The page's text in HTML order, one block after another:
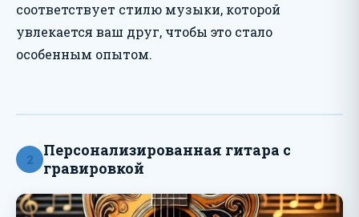
соответствует стилю музыки, которой
увлекается ваш друг, чтобы это стало
особенным опытом.
2
Персонализированная гитара с
гравировкой